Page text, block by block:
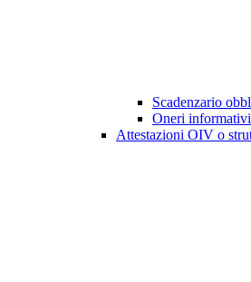
Scadenzario
Oneri
Attestazioni OIV o